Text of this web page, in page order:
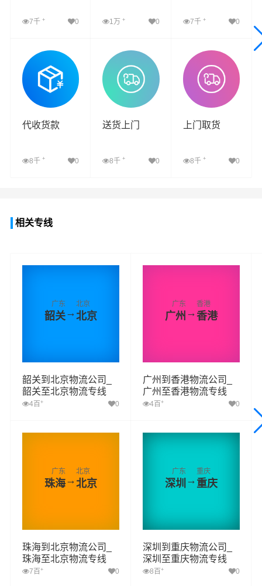
7千 + 0
查看详细
1万+ 0
查看详细
7千 + 0
查看详细
代收货款
8千 + 0
送货上门
8千+ 0
上门取货
8千 + 0
相关专线
广东
韶关→
北京
北京
韶关到北京物流公司_
韶关至北京物流专线
4百 + 0
广东
广州 →
香港
香港
广州到香港物流公司_
广州至香港物流专线
4百 + 0
广东
珠海→
北京
北京
珠海到北京物流公司_
珠海至北京物流专线
7百 + 0
广东
深圳→
重庆
重庆
深圳到重庆物流公司_
深圳至重庆物流专线
8百 + 0